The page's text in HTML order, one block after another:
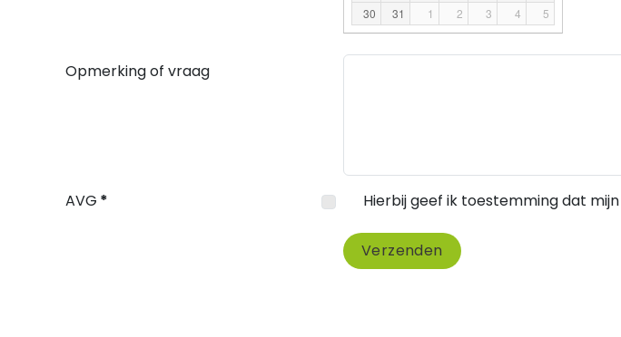
30
31 1 2 3 4 5
Opmerking of vraag
AVG * Hierbij geef ik toestemming dat
Verzenden